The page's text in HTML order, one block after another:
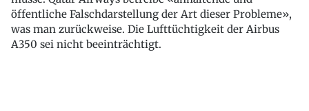
öffentliche Falschdarstellung der Art dieser Probleme»,
was man zurückweise. Die Lufttüchtigkeit der Airbus
A350 sei nicht beeinträchtigt.